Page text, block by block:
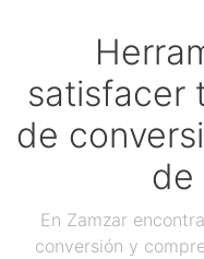
satisfacer
de
de
En Zamzar
conversión y